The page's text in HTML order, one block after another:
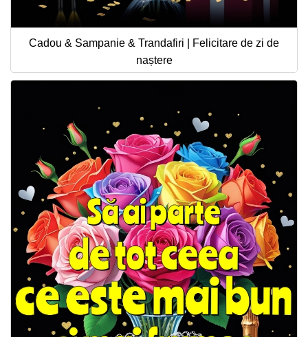
Cadou & Sampanie & Trandafiri | Felicitare de zi de
naștere